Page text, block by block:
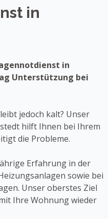
in
in
Unterstützung bei
jedoch kalt? Unser
hilft Ihnen bei Ihrem
die Probleme.
Erfahrung in der
sowie bei
Unser oberstes Ziel
Ihre Wohnung wieder